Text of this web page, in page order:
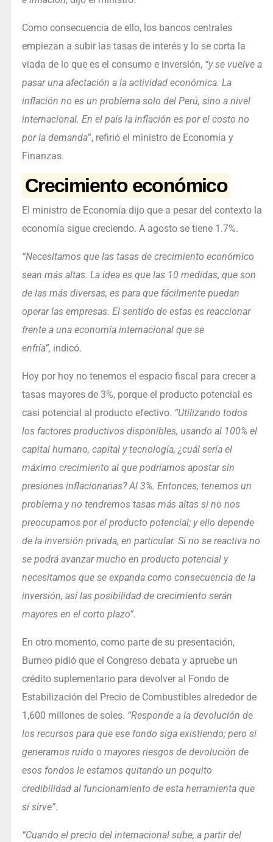
Como consecuencia de ello, los bancos centrales
empiezan a subir las tasas de interés y lo se corta la
viada de lo que es el consumo e inversión, “y se vuelve a
pasar una afectación a la actividad económica. La
inflación no es un problema solo del Perú, sino a nivel
internacional. En el país la inflación es por el costo no
por la demanda”, refirió el ministro de Economía y
Finanzas.
Crecimiento económico
El ministro de Economía dijo que a pesar del contexto la
economía sigue creciendo. A agosto se tiene 1.7%.
“Necesitamos que las tasas de crecimiento económico
sean más altas. La idea es que las 10 medidas, que son
de las más diversas, es para que fácilmente puedan
operar las empresas. El sentido de estas es reaccionar
frente a una economía internacional que se
enfría”, indicó.
Hoy por hoy no tenemos el espacio fiscal para crecer a
tasas mayores de 3%, porque el producto potencial es
casi potencial al producto efectivo. “Utilizando todos
los factores productivos disponibles, usando al 100% el
capital humano, capital y tecnología, ¿cuál sería el
máximo crecimiento al que podríamos apostar sin
presiones inflacionarias? Al 3%. Entonces, tenemos un
problema y no tendremos tasas más altas si no nos
preocupamos por el producto potencial; y ello depende
de la inversión privada, en particular. Si no se reactiva no
se podrá avanzar mucho en producto potencial y
necesitamos que se expanda como consecuencia de la
inversión, así las posibilidad de crecimiento serán
mayores en el corto plazo”.
En otro momento, como parte de su presentación,
Burneo pidió que el Congreso debata y apruebe un
crédito suplementario para devolver al Fondo de
Estabilización del Precio de Combustibles alrededor de
1,600 millones de soles. “Responde a la devolución de
los recursos para que ese fondo siga existiendo; pero si
generamos ruido o mayores riesgos de devolución de
esos fondos le estamos quitando un poquito
credibilidad al funcionamiento de esta herramienta que
sí sirve”.
“Cuando el precio del internacional sube, a partir del